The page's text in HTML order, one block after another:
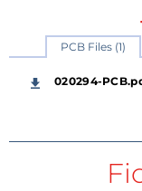
PCB Files (1)
020294-